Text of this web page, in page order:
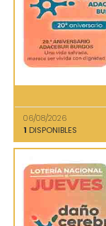
06/08/2026
1 DISPONIBLES